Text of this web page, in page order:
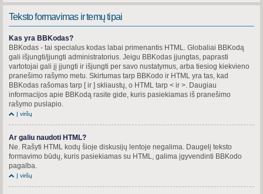
Teksto formavimas ir temų tipai
Kas yra BBKodas?
BBKodas - tai specialus kodas labai primenantis HTML. Globaliai BBKodą
gali išjungti/įjungti administratorius. Jeigu BBKodas įjungtas, paprasti
vartotojai gali jį įjungti ir išjungti per savo nustatymus, arba tiesiog kiekvieno
pranešimo rašymo metu. Skirtumas tarp BBKodo ir HTML yra tas, kad
BBKodas rašomas tarp [ ir ] skliaustų, o HTML tarp < ir >. Daugiau
informacijos apie BBKodą rasite gide, kuris pasiekiamas iš pranešimo
rašymo puslapio.
Į viršų
Ar galiu naudoti HTML?
Ne. Rašyti HTML kodų šioje diskusijų lentoje negalima. Daugelį teksto
formavimo būdų, kuris pasiekiamas su HTML, galima įgyvendinti BBKodo
pagalba.
Į viršų